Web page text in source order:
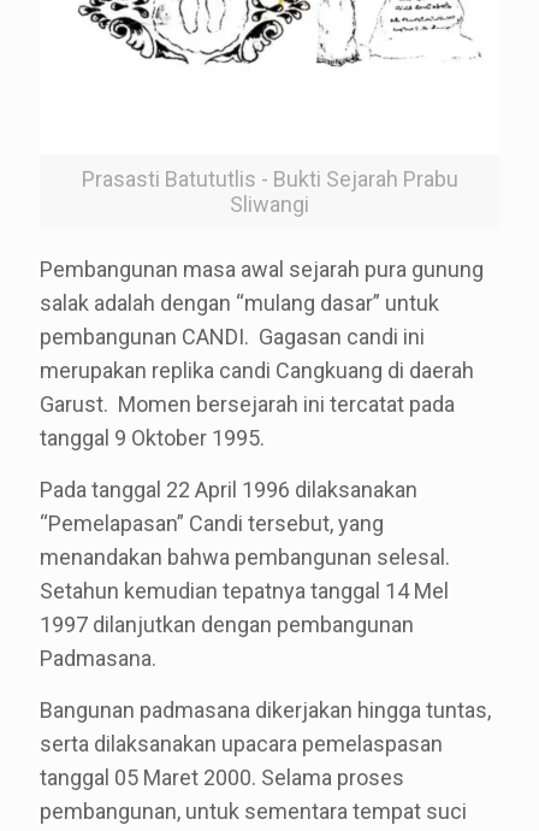
Prasasti Batututlis - Bukti Sejarah Prabu
Sliwangi
Pembangunan masa awal sejarah pura gunung
salak adalah dengan “mulang dasar” untuk
pembangunan CANDI. Gagasan candi ini
merupakan replika candi Cangkuang di daerah
Garust. Momen bersejarah ini tercatat pada
tanggal 9 Oktober 1995.
Pada tanggal 22 April 1996 dilaksanakan
“Pemelapasan” Candi tersebut, yang
menandakan bahwa pembangunan selesal.
Setahun kemudian tepatnya tanggal 14 Mel
1997 dilanjutkan dengan pembangunan
Padmasana.
Bangunan padmasana dikerjakan hingga tuntas,
serta dilaksanakan upacara pemelaspasan
tanggal 05 Maret 2000. Selama proses
pembangunan, untuk sementara tempat suci